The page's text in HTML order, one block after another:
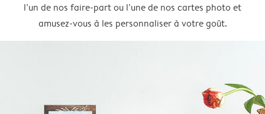
l’un de nos faire-part ou l’une de nos cartes photo et
amusez-vous à les personnaliser à votre goût.